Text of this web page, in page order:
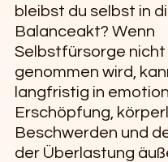
bleibst du selbst in
Balanceakt? Wenn
Selbstfürsorge
genommen wird,
langfristig in
Erschöpfung,
Beschwerden und
der Überlastung